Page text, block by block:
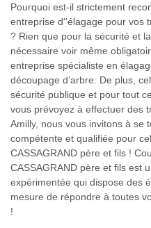
Pourquoi est-il strictement
entreprise d''élagage pour vos
? Rien que pour la sécurité et
nécessaire voir même
entreprise spécialiste en
découpage d’arbre. De plus,
sécurité publique et pour tout
vous prévoyez à effectuer des
Amilly, nous vous invitons à se
compétente et qualifiée pour
CASSAGRAND père et fils !
CASSAGRAND père et fils est
expérimentée qui dispose des
mesure de répondre à toutes
!